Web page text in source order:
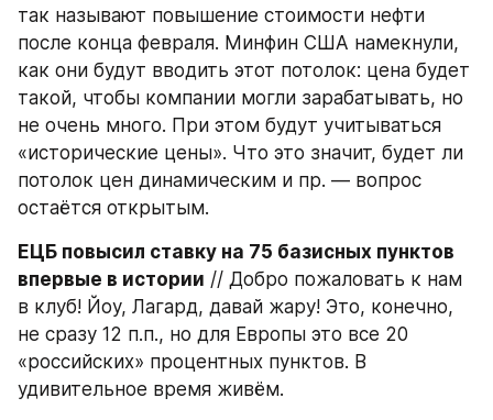
так называют повышение стоимости нефти
после конца февраля. Минфин США намекнули,
как они будут вводить этот потолок: цена будет
такой, чтобы компании могли зарабатывать, но
не очень много. При этом будут учитываться
«исторические цены». Что это значит, будет ли
потолок цен динамическим и пр. — вопрос
остаётся открытым.
ЕЦБ повысил ставку на 75 базисных пунктов
впервые в истории // Добро пожаловать к нам
в клуб! Йоу, Лагард, давай жару! Это, конечно,
не сразу 12 п.п., но для Европы это все 20
«российских» процентных пунктов. В
удивительное время живём.